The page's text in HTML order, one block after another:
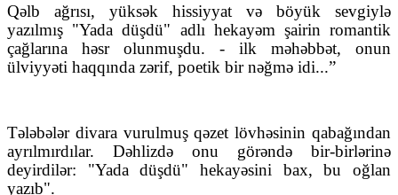
Qəlb ağrısı, yüksək hissiyyat və böyük sevgiylə
yazılmış "Yada düşdü" adlı hekayəm şairin romantik
çağlarına həsr olunmuşdu. - ilk məhəbbət, onun
ülviyyəti haqqında zərif, poetik bir nəğmə idi...”
Tələbələr divara vurulmuş qəzet lövhəsinin qabağından
ayrılmırdılar. Dəhlizdə onu görəndə bir-birlərinə
deyirdilər: "Yada düşdü" hekayəsini bax, bu oğlan
yazıb".